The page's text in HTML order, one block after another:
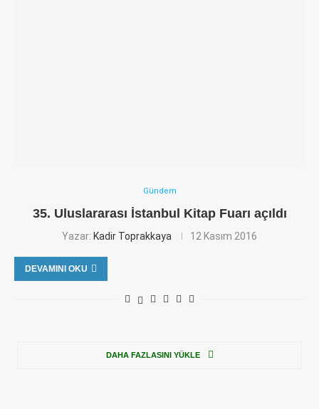
Gündem
35. Uluslararası İstanbul Kitap Fuarı açıldı
Yazar: Kadir Toprakkaya 12 Kasım 2016
DEVAMINI OKU
DAHA FAZLASINI YÜKLE